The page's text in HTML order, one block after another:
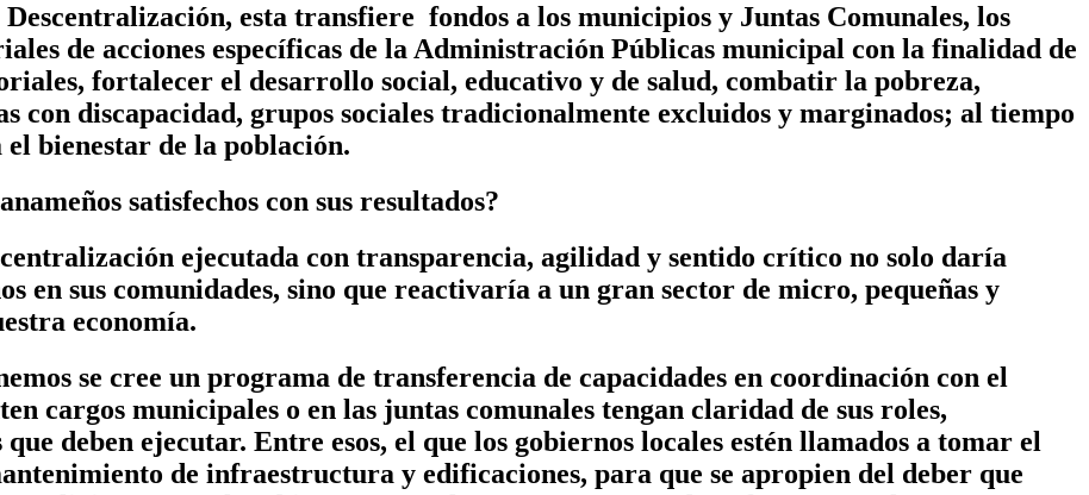
esta transfiere fondos a los municipios y Juntas Comunales, los
de acciones específicas de la Administración Públicas municipal con la finalidad de
fortalecer el desarrollo social, educativo y de salud, combatir la pobreza,
con discapacidad, grupos sociales tradicionalmente excluidos y marginados; al tiempo
bienestar de la población.
satisfechos con sus resultados?
ejecutada con transparencia, agilidad y sentido crítico no solo daría
en sus comunidades, sino que reactivaría a un gran sector de micro, pequeñas y
economía.
se cree un programa de transferencia de capacidades en coordinación con el
cargos municipales o en las juntas comunales tengan claridad de sus roles,
deben ejecutar. Entre esos, el que los gobiernos locales estén llamados a tomar el
de infraestructura y edificaciones, para que se apropien del deber que